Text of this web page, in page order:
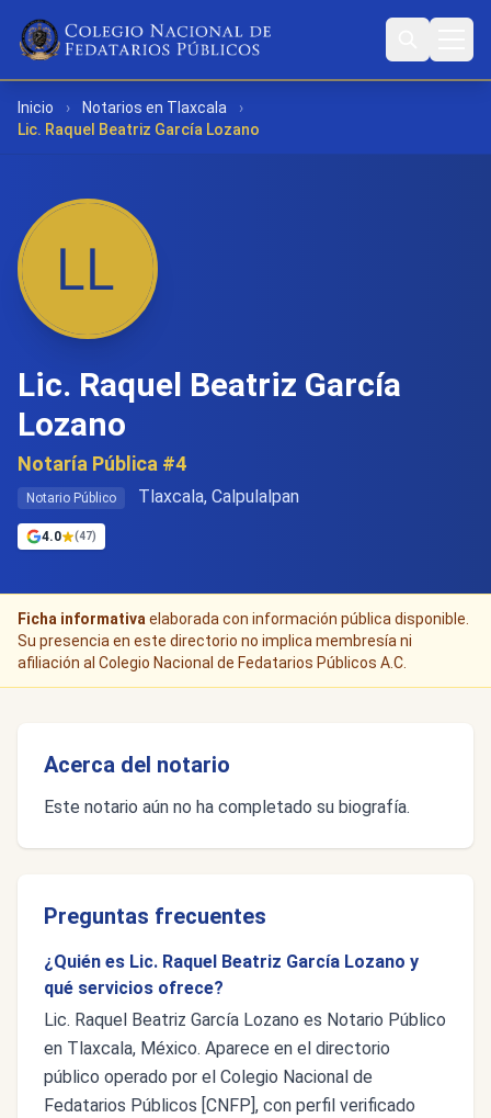
Inicio › Notarios en Tlaxcala
›
Lic. Raquel Beatriz García Lozano
Lic. Raquel Beatriz García
Lozano
Notaría Pública #4
Notario Público Tlaxcala, Calpulalpan
4.0 (47)
Ficha informativa elaborada con información pública disponible.
Su presencia en este directorio no implica membresía ni
afiliación al Colegio Nacional de Fedatarios Públicos A.C.
Acerca del notario
Este notario aún no ha completado su biografía.
Preguntas frecuentes
¿Quién es Lic. Raquel Beatriz García Lozano y
qué servicios ofrece?
Lic. Raquel Beatriz García Lozano es Notario Público
en Tlaxcala, México. Aparece en el directorio
público operado por el Colegio Nacional de
Fedatarios Públicos [CNFP], con perfil verificado